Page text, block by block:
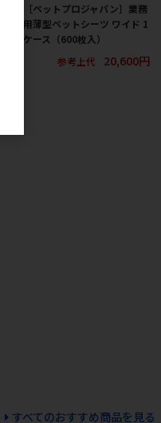
［ペットプロジャパン］業務
用薄型ペットシーツ ワイド 1
ケース（600枚入）
参考上代
20,600円
すべてのおすすめ商品を見る